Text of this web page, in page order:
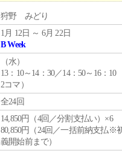
狩野 みどり
1月 12日 ～ 6月 22日
B Week
（水）
13：10～14：30／14：50～16：10
2コマ）
全24回
14,850円（4回／分割支払い）×6
80,850円（24回／一括前納支払※
義開始前まで）